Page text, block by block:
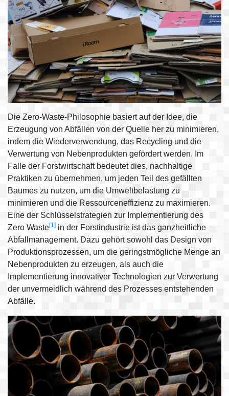
Die Zero-Waste-Philosophie basiert auf der Idee, die
Erzeugung von Abfällen von der Quelle her zu minimieren,
indem die Wiederverwendung, das Recycling und die
Verwertung von Nebenprodukten gefördert werden. Im
Falle der Forstwirtschaft bedeutet dies, nachhaltige
Praktiken zu übernehmen, um jeden Teil des gefällten
Baumes zu nutzen, um die Umweltbelastung zu
minimieren und die Ressourceneffizienz zu maximieren.
Eine der Schlüsselstrategien zur Implementierung des
Zero Waste[1] in der Forstindustrie ist das ganzheitliche
Abfallmanagement. Dazu gehört sowohl das Design von
Produktionsprozessen, um die geringstmögliche Menge an
Nebenprodukten zu erzeugen, als auch die
Implementierung innovativer Technologien zur Verwertung
der unvermeidlich während des Prozesses entstehenden
Abfälle.